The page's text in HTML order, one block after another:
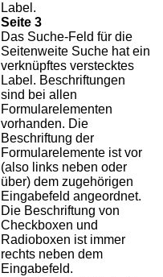
Label.
Seite 3
Das Suche-Feld für die
Seitenweite Suche hat ein
verknüpftes verstecktes
Label. Beschriftungen
sind bei allen
Formularelementen
vorhanden. Die
Beschriftung der
Formularelemente ist vor
(also links neben oder
über) dem zugehörigen
Eingabefeld angeordnet.
Die Beschriftung von
Checkboxen und
Radioboxen ist immer
rechts neben dem
Eingabefeld.